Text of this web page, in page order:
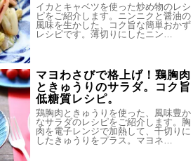
イカとキャベツを使った炒め物のレシ
ピをご紹介します。ニンニクと醤油の
風味を生かした、コク旨な簡単おかず
レシピです。薄切りにしたニン…
マヨわさびで格上げ！鶏胸肉
ときゅうりのサラダ。コク旨
低糖質レシピ。
鶏胸肉ときゅうりを使った、風味豊か
なサラダのレシピをご紹介します。胸
肉を電子レンジで加熱して、千切りに
したきゅうりをプラス。マヨネ…